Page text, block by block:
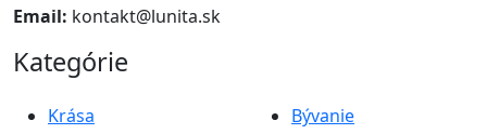
Email: kontakt@lunita.sk
Kategórie
Krása
Bývanie